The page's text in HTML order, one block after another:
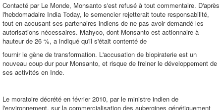
Contacté par Le Monde, Monsanto s'est refusé à tout commentaire. D'après
l'hebdomadaire India Today, le semencier rejetterait toute responsabilité,
tout en accusant ses partenaires indiens de ne pas avoir demandé les
autorisations nécessaires. Mahyco, dont Monsanto est actionnaire à
hauteur de 26 %, a indiqué qu'il s'était contenté de
fournir le gène de transformation. L'accusation de biopiraterie est un
nouveau coup dur pour Monsanto, et risque de freiner le développement de
ses activités en Inde.
Le moratoire décrété en février 2010, par le ministre indien de
l'environnement, sur la commercialisation des aubergines génétiquement